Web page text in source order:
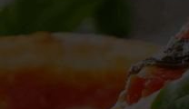
LA CARTE
VOTRE COMPTE